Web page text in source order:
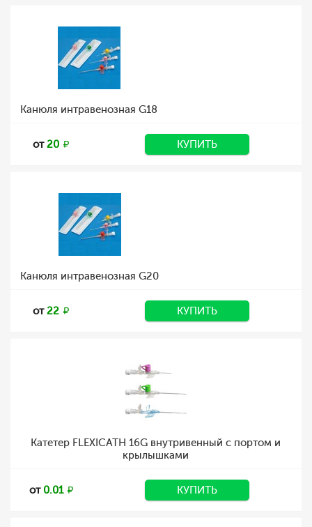
Канюля интравенозная G18
от20 КУПИТЬ
Канюля интравенозная G20
от22 КУПИТЬ
Катетер FLEXICATH 16G внутривенный с портом и
крылышками
от 0.01 КУПИТЬ